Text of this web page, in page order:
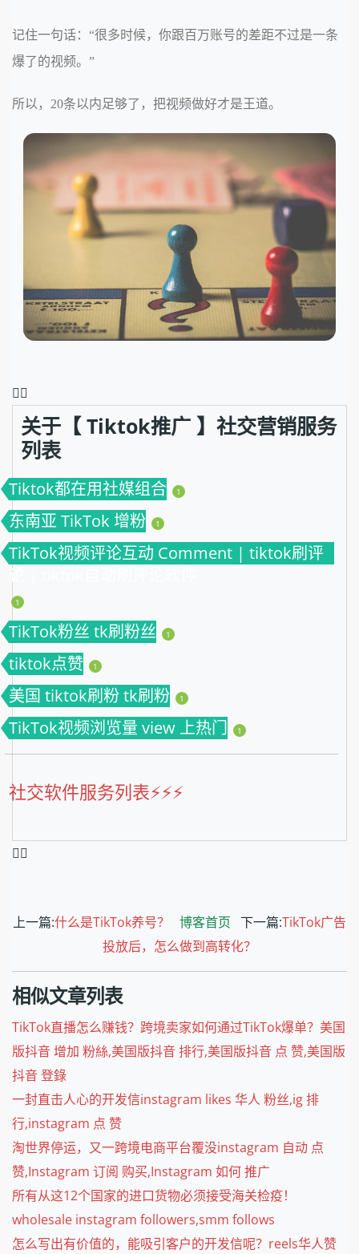
记住一句话：“很多时候，你跟百万账号的差距不过是一条
爆了的视频。”
所以，20条以内足够了，把视频做好才是王道。
❤️‍🔥
关于【 Tiktok推广 】社交营销服务
列表
Tiktok都在用社媒组合 1
东南亚 TikTok 增粉 1
TikTok视频评论互动 Comment | tiktok刷评
论 | tiktok自动刷评论软件
1
TikTok粉丝 tk刷粉丝 1
tiktok点赞 1
美国 tiktok刷粉 tk刷粉 1
TikTok视频浏览量 view 上热门 1
社交软件服务列表⚡️⚡️⚡️
❤️‍🔥
上一篇:什么是TikTok养号？ 博客首页 下一篇:TikTok广告
投放后，怎么做到高转化？
相似文章列表
TikTok直播怎么赚钱？跨境卖家如何通过TikTok爆单？美国
版抖音 增加 粉絲,美国版抖音 排行,美国版抖音 点 赞,美国版
抖音 登錄
一封直击人心的开发信instagram likes 华人 粉丝,ig 排
行,instagram 点 赞
淘世界停运，又一跨境电商平台覆没instagram 自动 点
赞,Instagram 订阅 购买,Instagram 如何 推广
所有从这12个国家的进口货物必须接受海关检疫！
wholesale instagram followers,smm follows
怎么写出有价值的，能吸引客户的开发信呢？reels华人赞